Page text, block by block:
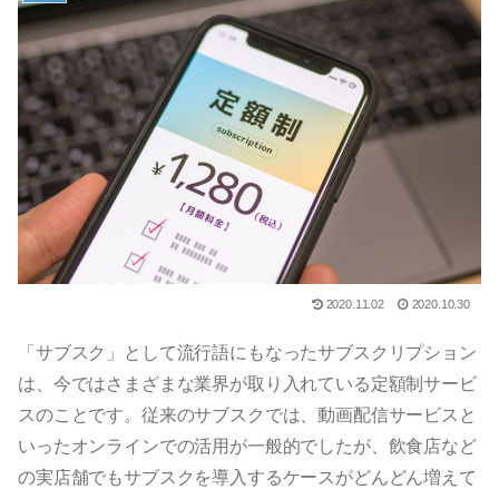
2020.11.02 2020.10.30
「サブスク」として流行語にもなったサブスクリプション
は、今ではさまざまな業界が取り入れている定額制サービ
スのことです。従来のサブスクでは、動画配信サービスと
いったオンラインでの活用が一般的でしたが、飲食店など
の実店舗でもサブスクを導入するケースがどんどん増えて